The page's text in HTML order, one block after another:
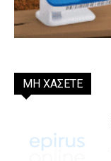
ΜΗ ΧΑΣΕΤΕ